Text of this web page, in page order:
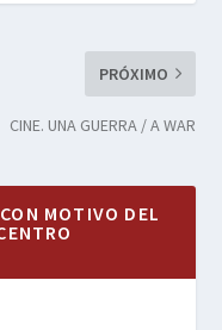
PRÓXIMO
CINE. UNA GUERRA / A WAR
MOTIVO DEL